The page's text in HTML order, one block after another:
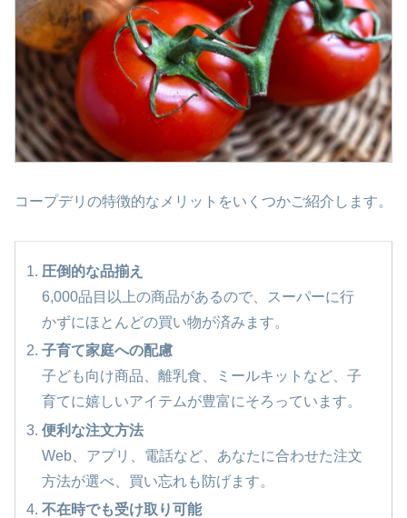
コープデリの特徴的なメリットをいくつかご紹介します。
圧倒的な品揃え
6,000品目以上の商品があるので、スーパーに行
かずにほとんどの買い物が済みます。
子育て家庭への配慮
子ども向け商品、離乳食、ミールキットなど、子
育てに嬉しいアイテムが豊富にそろっています。
便利な注文方法
Web、アプリ、電話など、あなたに合わせた注文
方法が選べ、買い忘れも防げます。
不在時でも受け取り可能